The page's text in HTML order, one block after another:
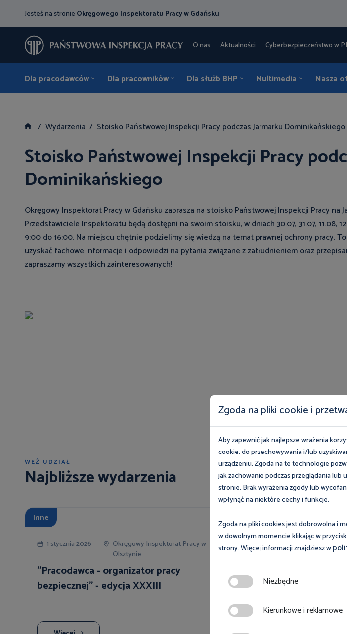
Jesteś na stronie Okręgowego Inspektoratu Pracy w Gdańsku
O nas Aktualności Cyberbezpieczeństwo w
Dla pracodawców Dla pracowników Dla służb BHP Multimedia Nasza
Wydarzenia Stoisko Państwowej Inspekcji Pracy podczas Jarmarku Dominikańskiego
Stoisko Państwowej Inspekcji Pracy
Dominikańskiego
Okręgowy Inspektorat Pracy w Gdańsku zaprasza na stoisko Państwowej Inspekcji Pracy na
Przedstawiciele Inspektoratu będą dostępni na swoim stoisku, w dniach 30.07, 31.07, 11.08,
9:00 do 16:00. Na miejscu chętnie podzielimy się wiedzą na temat prawnej ochrony pracy.
uzyskać fachowe informacje i odpowiedzi na pytania związane z zatrudnieniem oraz
zapraszamy wszystkich zainteresowanych!
WEŹ UDZIAŁ
Najbliższe wydarzenia
Inne
1 stycznia 2026
Okręgowy Inspektorat Pracy w
Olsztynie
"Pracodawca - organizator pracy
bezpiecznej" - edycja XXXIII
8 sierpnia 2026
08.08.2026 r. - Dni
Więcej
Zgoda na pliki cookie i
Aby zapewnić jak najlepsze wrażenia
cookie, do przechowywania i/lub
urządzeniu. Zgoda na te technologie
jak zachowanie podczas przeglądania
stronie. Brak wyrażenia zgody lub
wpłynąć na niektóre cechy i funkcje.
Zgoda na pliki cookies jest dobrowolna i
w dowolnym momencie klikając w
strony. Więcej informacji znajdziesz w
Niezbędne
Kierunkowe i reklamowe